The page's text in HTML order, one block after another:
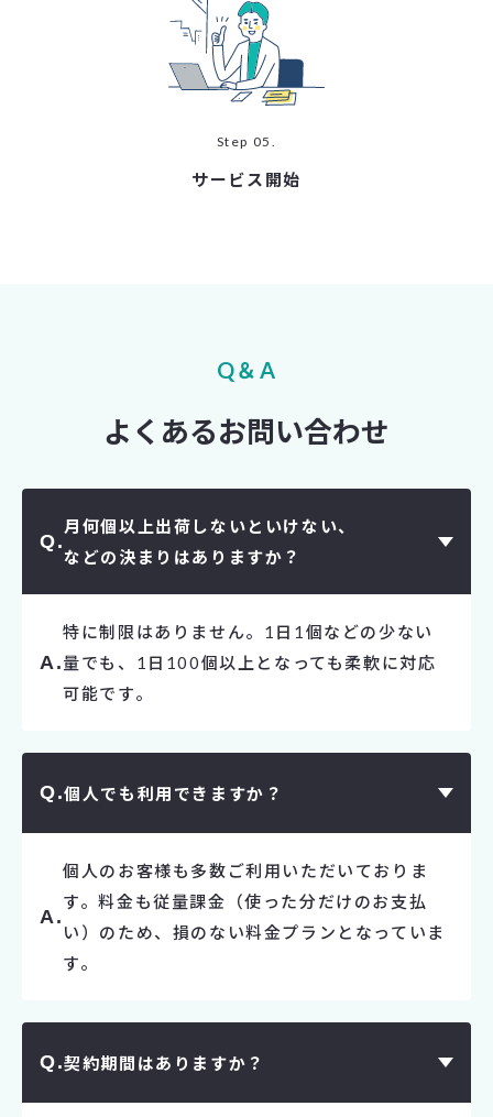
Step 05.
サービス開始
Q＆A
よくあるお問い合わせ
月何個以上出荷しないといけない、
などの決まりはありますか？
特に制限はありません。1日1個などの少ない
量でも、1日100個以上となっても柔軟に対応
可能です。
個人でも利用できますか？
個人のお客様も多数ご利用いただいておりま
す。料金も従量課金（使った分だけのお支払
い）のため、損のない料金プランとなっていま
す。
契約期間はありますか？